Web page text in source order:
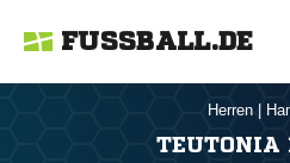
FUSSBALL.DE
Herren
TEUTONIA